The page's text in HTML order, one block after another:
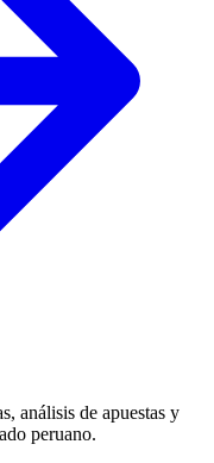
análisis de apuestas y
peruano.